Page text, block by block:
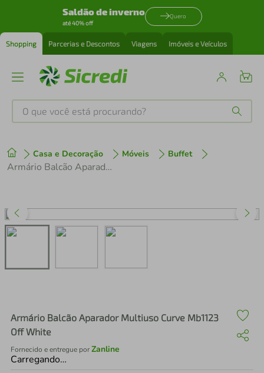
Saldão de inverno
até 40% off
Quero
Shopping Parcerias e Descontos Viagens Imóveis e Veículos
O que você está procurando?
Casa e Decoração Móveis Buffet
Armário Balcão Aparador Multiuso Curve Mb1123 Off White
Armário Balcão Aparador Multiuso Curve Mb1123
Off White
Fornecido e entregue porZanline
Carregando…
1º tenis
perfume